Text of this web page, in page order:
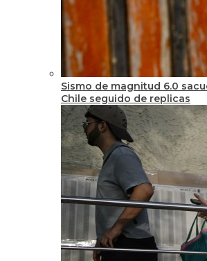
Sismo de magnitud 6.0
Chile seguido de replicas